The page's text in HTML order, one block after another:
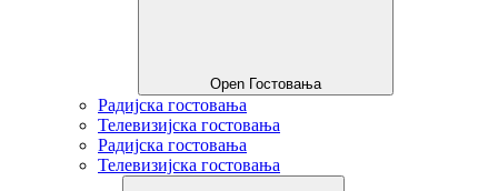
Open Гостовања
Радијска гостовања
Телевизијска гостовања
Радијска гостовања
Телевизијска гостовања